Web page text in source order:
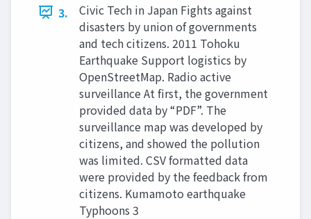
3.
Civic Tech in Japan Fights against
disasters by union of governments
and tech citizens. 2011 Tohoku
Earthquake Support logistics by
OpenStreetMap. Radio active
surveillance At first, the government
provided data by “PDF”. The
surveillance map was developed by
citizens, and showed the pollution
was limited. CSV formatted data
were provided by the feedback from
citizens. Kumamoto earthquake
Typhoons 3